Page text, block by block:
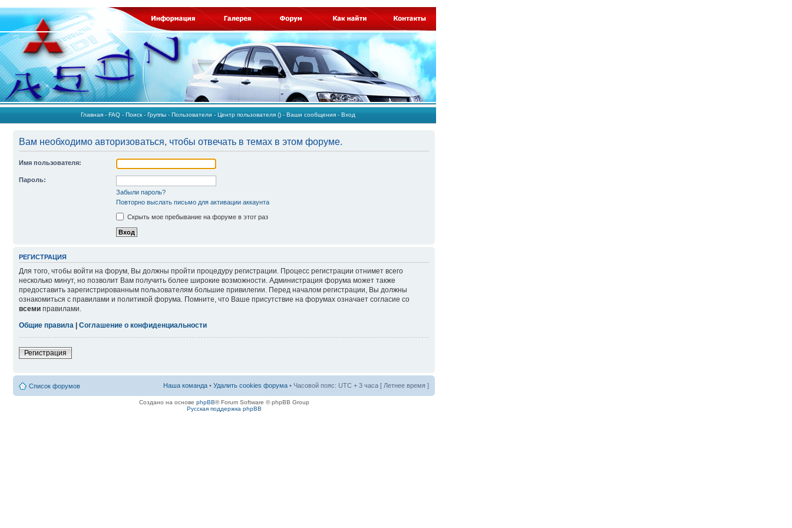
Главная - FAQ - Поиск - Группы - Пользователи - Центр пользователя () - Ваши сообщения - Вход
Вам необходимо авторизоваться, чтобы отвечать в темах в этом форуме.
Имя пользователя:
Пароль:
Забыли пароль?
Повторно выслать письмо для активации аккаунта
Скрыть мое пребывание на форуме в этот раз
РЕГИСТРАЦИЯ
Для того, чтобы войти на форум, Вы должны пройти процедуру регистрации. Процесс регистрации отнимет всего
несколько минут, но позволит Вам получить более широкие возможности. Администрация форума может также
предоставить зарегистрированным пользователям большие привилегии. Перед началом регистрации, Вы должны
ознакомиться с правилами и политикой форума. Помните, что Ваше присутствие на форумах означает согласие со
всеми правилами.
Общие правила | Соглашение о конфиденциальности
Регистрация
Список форумов Наша команда • Удалить cookies форума • Часовой пояс: UTC + 3 часа [ Летнее время ]
Создано на основе phpBB® Forum Software © phpBB Group
Русская поддержка phpBB